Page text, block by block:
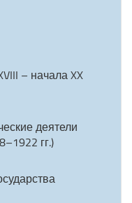
– начала XX
деятели
гг.)